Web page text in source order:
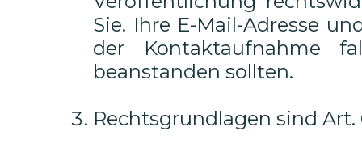
Sie. Ihre E-Mail-Adresse
der Kontaktaufnahme
beanstanden sollten.
Rechtsgrundlagen sind Art.